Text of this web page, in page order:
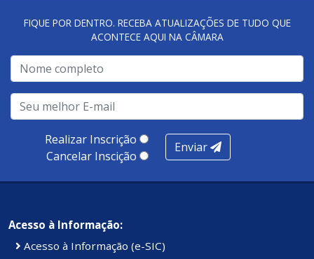
A metodologia de avaliação se concentra em 7 pilares:
qualidade no atendimento remoto, gestão, oferta /
realização de soluções, ambiente de negócios,
infraestrutura, presença digital e cobertura e
produtividade. Somados, todos as categorias totalizam
Kennedy.
FIQUE POR DENTRO. RECEBA ATUALIZAÇÕES DE TUDO QUE
ACONTECE AQUI NA CÂMARA
Realizar Inscrição
Cancelar Inscição
Enviar
Acesso à Informação:
Acesso à Informação (e-SIC)